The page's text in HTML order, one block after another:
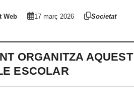
Web 17 març 2026 Societat
ORGANITZA
ESCOLAR